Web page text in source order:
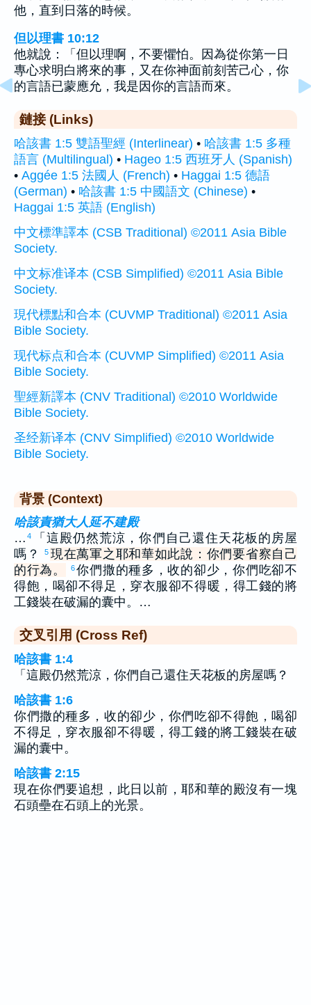
他，直到日落的時候。
但以理書 10:12
他就說：「但以理啊，不要懼怕。因為從你第一日
專心求明白將來的事，又在你神面前刻苦己心，你
的言語已蒙應允，我是因你的言語而來。
鏈接 (Links)
哈該書 1:5 雙語聖經 (Interlinear) • 哈該書 1:5 多種
語言 (Multilingual) • Hageo 1:5 西班牙人 (Spanish)
• Aggée 1:5 法國人 (French) • Haggai 1:5 德語
(German) • 哈該書 1:5 中國語文 (Chinese) •
Haggai 1:5 英語 (English)
中文標準譯本 (CSB Traditional) ©2011 Asia Bible
Society.
中文标准译本 (CSB Simplified) ©2011 Asia Bible
Society.
現代標點和合本 (CUVMP Traditional) ©2011 Asia
Bible Society.
现代标点和合本 (CUVMP Simplified) ©2011 Asia
Bible Society.
聖經新譯本 (CNV Traditional) ©2010 Worldwide
Bible Society.
圣经新译本 (CNV Simplified) ©2010 Worldwide
Bible Society.
背景 (Context)
哈該責猶大人延不建殿
… 4
「這殿仍然荒涼，你們自己還住天花板的房屋
嗎？
5 現在萬軍之耶和華如此說：你們要省察自己
的行為。
6你們撒的種多，收的卻少，你們吃卻不
得飽，喝卻不得足，穿衣服卻不得暖，得工錢的將
工錢裝在破漏的囊中。…
交叉引用 (Cross Ref)
哈該書 1:4
「這殿仍然荒涼，你們自己還住天花板的房屋嗎？
哈該書 1:6
你們撒的種多，收的卻少，你們吃卻不得飽，喝卻
不得足，穿衣服卻不得暖，得工錢的將工錢裝在破
漏的囊中。
哈該書 2:15
現在你們要追想，此日以前，耶和華的殿沒有一塊
石頭壘在石頭上的光景。